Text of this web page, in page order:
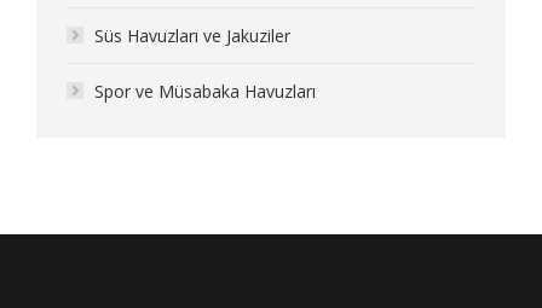
Süs Havuzları ve Jakuziler
Spor ve Müsabaka Havuzları